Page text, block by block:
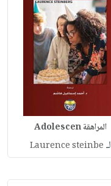
المراهقة Adolescen
لـ Laurence steinbe